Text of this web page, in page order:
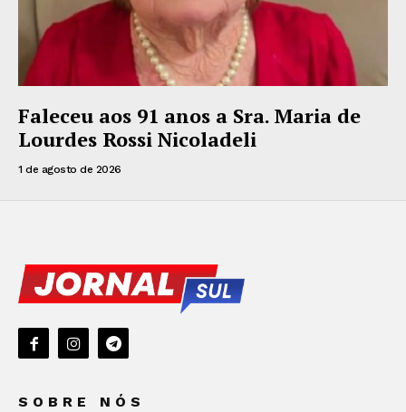
Faleceu aos 91 anos a Sra. Maria de
Lourdes Rossi Nicoladeli
1 de agosto de 2026
SOBRE NÓS